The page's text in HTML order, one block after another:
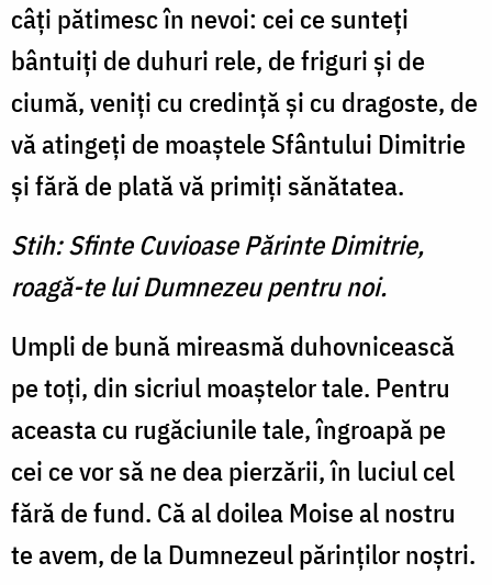
câţi pă­timesc în nevoi: cei ce sunteţi
bântuiţi de duhuri rele, de fri­guri şi de
ciumă, veniţi cu cre­dinţă şi cu dragoste, de
vă atin­geţi de moaştele Sfântului Dimitrie
şi fără de plată vă primiţi sănătatea.
Stih: Sfinte Cuvioase Părinte Dimitrie,
roagă-te lui Dumnezeu pentru noi.
Umpli de bună mireasmă du­hovnicească
pe toţi, din sicriul moaştelor tale. Pentru
aceasta cu rugăciunile tale, îngroapă pe
cei ce vor să ne dea pierzării, în luciul cel
fără de fund. Că al doilea Moise al nostru
te avem, de la Dumnezeul părinţilor noştri.